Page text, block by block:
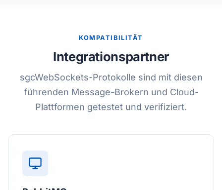
KOMPATIBILITÄT
Integrationspartner
sgcWebSockets-Protokolle sind mit diesen
führenden Message-Brokern und Cloud-
Plattformen getestet und verifiziert.